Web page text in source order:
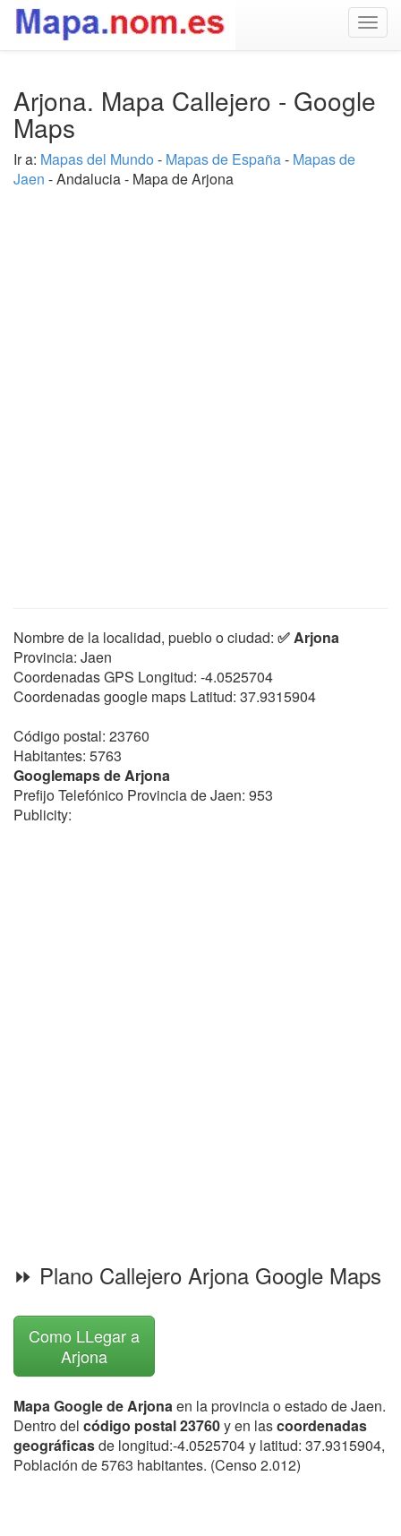
Arjona. Mapa Callejero - Google
Maps
Ir a: Mapas del Mundo - Mapas de España- Mapas de
Jaen - Andalucia - Mapa de Arjona
Nombre de la localidad, pueblo o ciudad: ✅ Arjona
Provincia: Jaen
Coordenadas GPS Longitud: -4.0525704
Coordenadas google maps Latitud: 37.9315904
Código postal: 23760
Habitantes: 5763
Googlemaps de Arjona
Prefijo Telefónico Provincia de Jaen: 953
Publicity:
⏩ Plano Callejero Arjona Google Maps
Como LLegar a
Arjona
Mapa Google de Arjonaen la provincia o estado de Jaen.
Dentro del código postal 23760y en lascoordenadas
geográficasde longitud:-4.0525704 y latitud: 37.9315904,
Población de 5763 habitantes. (Censo 2.012)